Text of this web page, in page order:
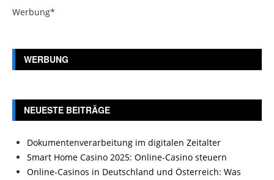
Werbung*
WERBUNG
NEUESTE BEITRÄGE
Dokumentenverarbeitung im digitalen Zeitalter
Smart Home Casino 2025: Online-Casino steuern
Online-Casinos in Deutschland und Österreich: Was